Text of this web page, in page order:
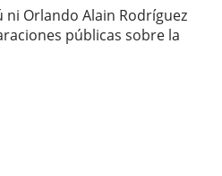
ni Orlando Alain Rodríguez
públicas sobre la